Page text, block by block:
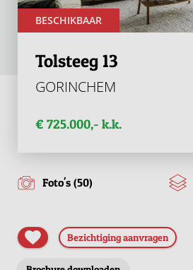
BESCHIKBAAR
Tolsteeg 13
GORINCHEM
€ 725.000,- k.k.
Foto's (50)
Bezichtiging aanvragen